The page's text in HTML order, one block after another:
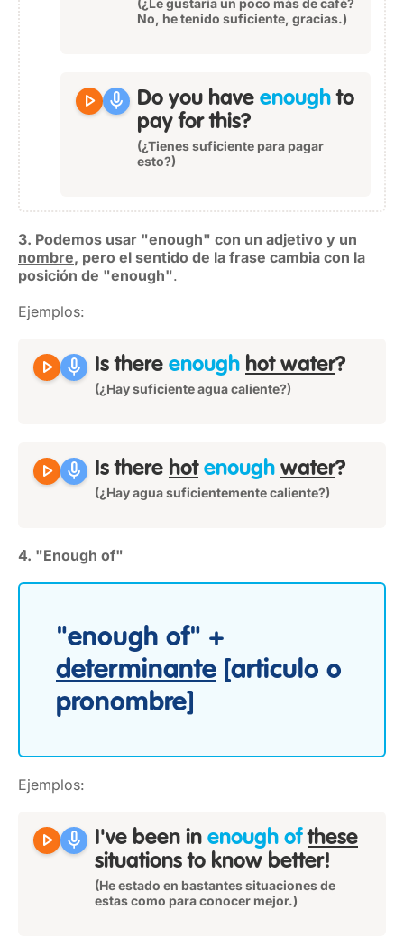
(¿Le gustaría un poco más de café?
No, he tenido suficiente, gracias.)
play_arrow mic Do you have enough to
pay for this?
(¿Tienes suficiente para pagar
esto?)
3. Podemos usar "enough" con un adjetivo y un
nombre, pero el sentido de la frase cambia con la
posición de "enough".
Ejemplos:
play_arrow mic Is there enough hot water?
(¿Hay suficiente agua caliente?)
play_arrow mic Is there hot enough water?
(¿Hay agua suficientemente caliente?)
4. "Enough of"
"enough of" +
determinante [articulo o
pronombre]
Ejemplos:
play_arrow mic I've been in enough of these
situations to know better!
(He estado en bastantes situaciones de
estas como para conocer mejor.)